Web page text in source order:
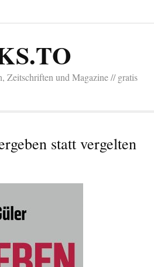
Zeitschriften und Magazine // gratis
statt vergelten